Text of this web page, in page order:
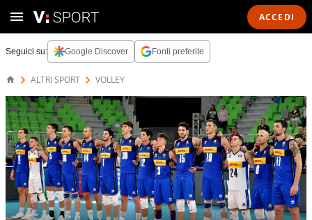
ACCEDI
Seguici su: Google Discover Fonti preferite
ALTRI SPORT VOLLEY